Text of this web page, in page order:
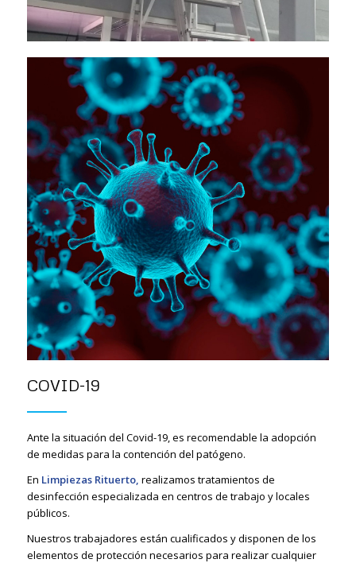
COVID-19
Ante la situación del Covid-19, es recomendable la adopción
de medidas para la contención del patógeno.
En Limpiezas Rituerto, realizamos tratamientos de
desinfección especializada en centros de trabajo y locales
públicos.
Nuestros trabajadores están cualificados y disponen de los
elementos de protección necesarios para realizar cualquier